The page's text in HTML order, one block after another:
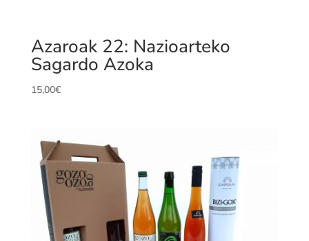
Azaroak 22: Nazioarteko
Sagardo Azoka
15,00€